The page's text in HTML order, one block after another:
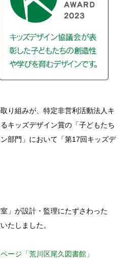
り組みが、特定非営利活動法人キ
キッズデザイン賞の「子どもたち
部門」において「第17回キッズデ
」が設計・監理にたずさわった
たしました。
ージ「荒川区尾久図書館」